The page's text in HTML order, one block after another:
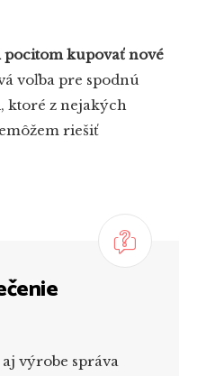
pocitom kupovať nové
voľba pre spodnú
ktoré z nejakých
riešiť
výrobe správa